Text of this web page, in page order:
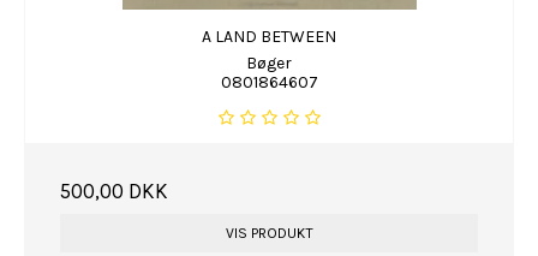
A LAND BETWEEN
Bøger
0801864607
500,00 DKK
VIS PRODUKT